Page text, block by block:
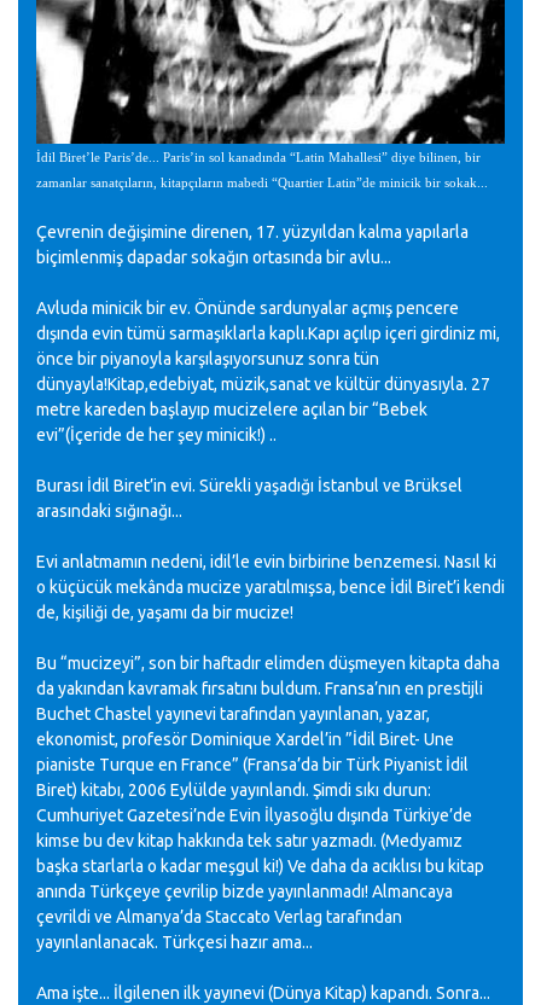
İdil Biret’le Paris’de... Paris’in sol kanadında “Latin Mahallesi” diye bilinen, bir
zamanlar sanatçıların, kitapçıların mabedi “Quartier Latin”de minicik bir sokak...
Çevrenin değişimine direnen, 17. yüzyıldan kalma yapılarla
biçimlenmiş dapadar sokağın ortasında bir avlu...
Avluda minicik bir ev. Önünde sardunyalar açmış pencere
dışında evin tümü sarmaşıklarla kaplı.Kapı açılıp içeri girdiniz mi,
önce bir piyanoyla karşılaşıyorsunuz sonra tün
dünyayla!Kitap,edebiyat, müzik,sanat ve kültür dünyasıyla. 27
metre kareden başlayıp mucizelere açılan bir “Bebek
evi”(İçeride de her şey minicik!) ..
Burası İdil Biret’in evi. Sürekli yaşadığı İstanbul ve Brüksel
arasındaki sığınağı...
Evi anlatmamın nedeni, idil’le evin birbirine benzemesi. Nasıl ki
o küçücük mekânda mucize yaratılmışsa, bence İdil Biret’i kendi
de, kişiliği de, yaşamı da bir mucize!
Bu “mucizeyi”, son bir haftadır elimden düşmeyen kitapta daha
da yakından kavramak fırsatını buldum. Fransa’nın en prestijli
Buchet Chastel yayınevi tarafından yayınlanan, yazar,
ekonomist, profesör Dominique Xardel’in ”İdil Biret- Une
pianiste Turque en France” (Fransa’da bir Türk Piyanist İdil
Biret) kitabı, 2006 Eylülde yayınlandı. Şimdi sıkı durun:
Cumhuriyet Gazetesi’nde Evin İlyasoğlu dışında Türkiye’de
kimse bu dev kitap hakkında tek satır yazmadı. (Medyamız
başka starlarla o kadar meşgul ki!) Ve daha da acıklısı bu kitap
anında Türkçeye çevrilip bizde yayınlanmadı! Almancaya
çevrildi ve Almanya’da Staccato Verlag tarafından
yayınlanlanacak. Türkçesi hazır ama...
Ama işte... İlgilenen ilk yayınevi (Dünya Kitap) kapandı. Sonra...